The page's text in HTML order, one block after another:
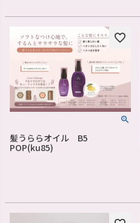
髪うららオイル B5
POP(ku85)